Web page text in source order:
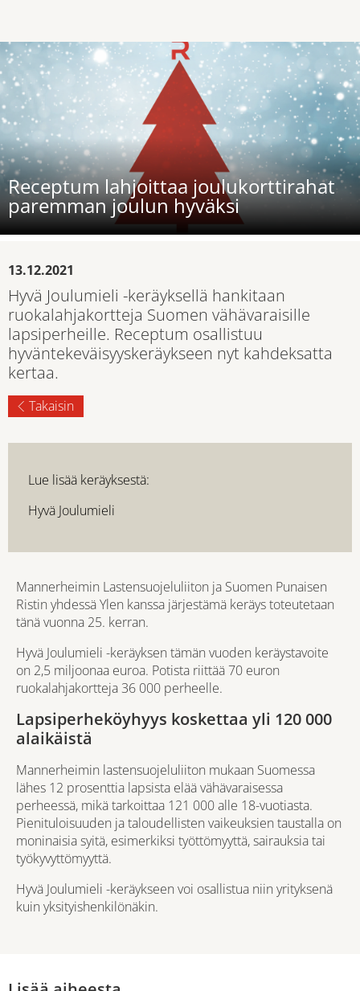
Receptum lahjoittaa joulukorttirahat
paremman joulun hyväksi
13.12.2021
Hyvä Joulumieli -keräyksellä hankitaan
ruokalahjakortteja Suomen vähävaraisille
lapsiperheille. Receptum osallistuu
hyväntekeväisyyskeräykseen nyt kahdeksatta
kertaa.
Takaisin
Lue lisää keräyksestä:
Hyvä Joulumieli
Mannerheimin Lastensuojeluliiton ja Suomen Punaisen
Ristin yhdessäYlen kanssa järjestämä keräys toteutetaan
tänä vuonna 25. kerran.
Hyvä Joulumieli -keräyksen tämän vuoden keräystavoite
on 2,5 miljoonaa euroa. Potista riittää 70 euron
ruokalahjakortteja 36 000 perheelle.
Lapsiperheköyhyys koskettaa yli 120 000
alaikäistä
Mannerheimin lastensuojeluliiton mukaan Suomessa
lähes 12 prosenttia lapsista elää vähävaraisessa
perheessä, mikä tarkoittaa 121 000 alle 18-vuotiasta.
Pienituloisuuden ja taloudellisten vaikeuksien taustalla on
moninaisia syitä, esimerkiksi työttömyyttä, sairauksia tai
työkyvyttömyyttä.
Hyvä Joulumieli -keräykseen voi osallistua niin yrityksenä
kuin yksityishenkilönäkin.